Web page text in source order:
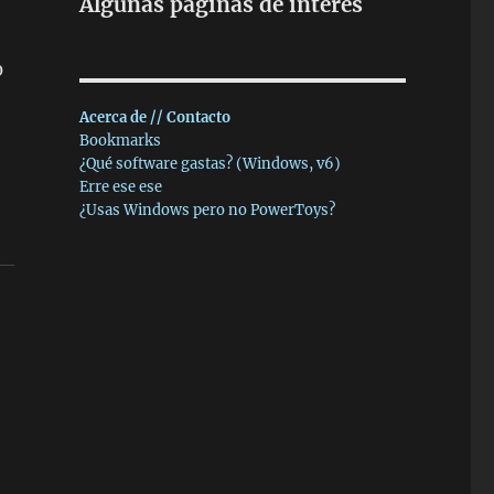
Acerca de // Contacto
Bookmarks
¿Qué software gastas? (Windows, v6)
Erre ese ese
¿Usas Windows pero no PowerToys?